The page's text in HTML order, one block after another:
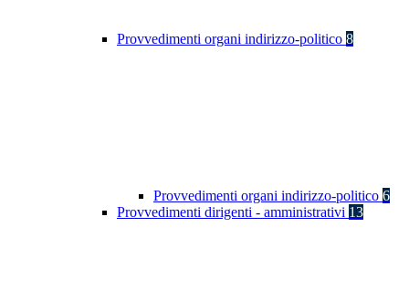
Provvedimenti organi indirizzo-politico 8
Provvedimenti organi indirizzo-politico 6
Provvedimenti dirigenti - amministrativi 13